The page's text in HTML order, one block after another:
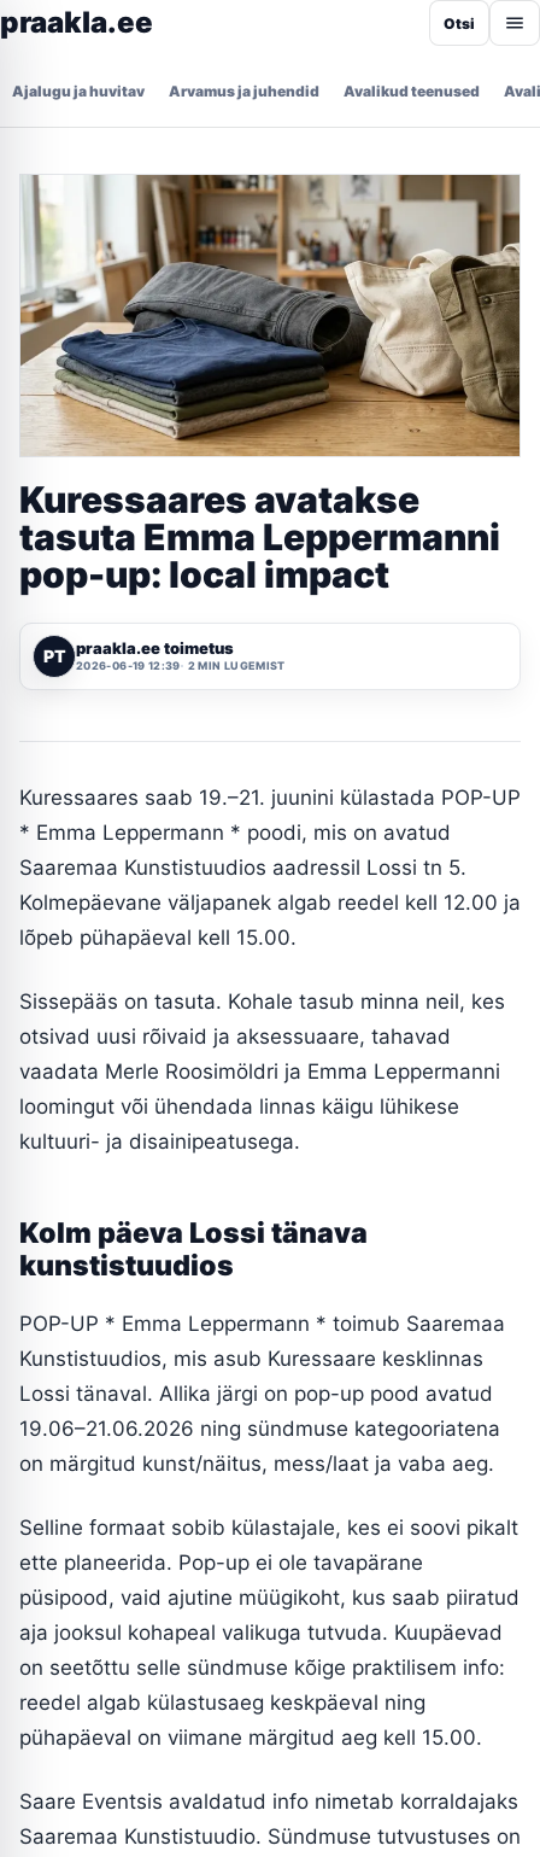
praakla.ee
Ajalugu ja huvitav Arvamus ja juhendid Avalikud teenused
Otsi
Kuressaares avatakse
tasuta Emma Leppermanni
pop-up: local impact
PT praakla.ee toimetus
2026-06-19 12:39 2 MIN LUGEMIST
Kuressaares saab 19.–21. juunini külastada POP-UP
* Emma Leppermann * poodi, mis on avatud
Saaremaa Kunstistuudios aadressil Lossi tn 5.
Kolmepäevane väljapanek algab reedel kell 12.00 ja
lõpeb pühapäeval kell 15.00.
Sissepääs on tasuta. Kohale tasub minna neil, kes
otsivad uusi rõivaid ja aksessuaare, tahavad
vaadata Merle Roosimöldri ja Emma Leppermanni
loomingut või ühendada linnas käigu lühikese
kultuuri- ja disainipeatusega.
Kolm päeva Lossi tänava
kunstistuudios
POP-UP * Emma Leppermann * toimub Saaremaa
Kunstistuudios, mis asub Kuressaare kesklinnas
Lossi tänaval. Allika järgi on pop-up pood avatud
19.06–21.06.2026 ning sündmuse kategooriatena
on märgitud kunst/näitus, mess/laat ja vaba aeg.
Selline formaat sobib külastajale, kes ei soovi pikalt
ette planeerida. Pop-up ei ole tavapärane
püsipood, vaid ajutine müügikoht, kus saab piiratud
aja jooksul kohapeal valikuga tutvuda. Kuupäevad
on seetõttu selle sündmuse kõige praktilisem info:
reedel algab külastusaeg keskpäeval ning
pühapäeval on viimane märgitud aeg kell 15.00.
Saare Eventsis avaldatud info nimetab korraldajaks
Saaremaa Kunstistuudio. Sündmuse tutvustuses on